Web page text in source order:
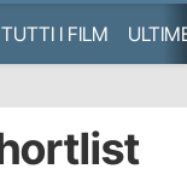
TUTTI I FILM